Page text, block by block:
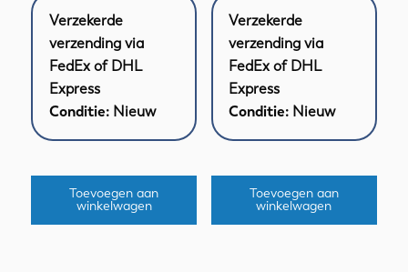
Verzekerde
verzending via
FedEx of DHL
Express
Conditie: Nieuw
Toevoegen aan
winkelwagen
Verzekerde
verzending via
FedEx of DHL
Express
Conditie: Nieuw
Toevoegen aan
winkelwagen